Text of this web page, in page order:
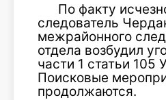
По факту
следователь
межрайонного
отдела возбудил
части 1 статьи 105
Поисковые
продолжаются.